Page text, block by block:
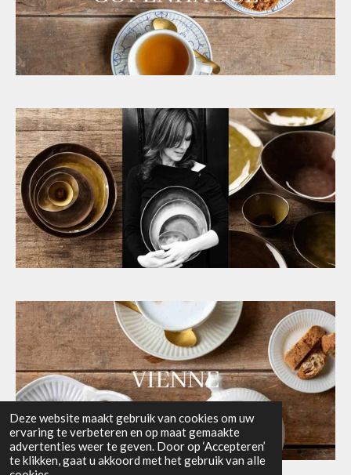
Deze website maakt gebruik van cookies om uw
ervaring te verbeteren en op maat gemaakte
advertenties weer te geven. Door op ‘Accepteren’
te klikken, gaat u akkoord met het gebruik van alle
© 2024 - 2026 Let's Cook